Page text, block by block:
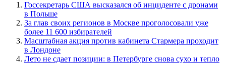
Госсекретарь США высказался об инциденте с дронами
в Польше
За глав своих регионов в Москве проголосовали уже
более 11 600 избирателей
Масштабная акция против кабинета Стармера проходит
в Лондоне
Лето не сдает позиции: в Петербурге снова сухо и тепло